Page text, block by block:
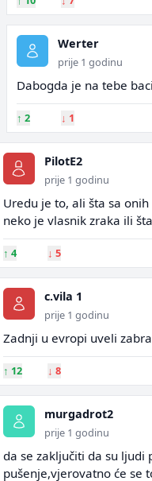
Werter
prije 1 godinu
Dabogda je na tebe
↑ 2 ↓ 1
PilotE2
prije 1 godinu
Uredu je to, ali šta sa
neko je vlasnik zraka ili
↑ 4 ↓ 5
c.vila 1
prije 1 godinu
Zadnji u evropi uveli
↑ 12 ↓ 8
murgadrot2
prije 1 godinu
da se zaključiti da su ljudi
pušenje,vjerovatno će se